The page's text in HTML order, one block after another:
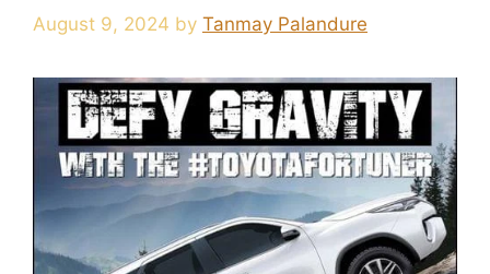
August 9, 2024 by Tanmay Palandure